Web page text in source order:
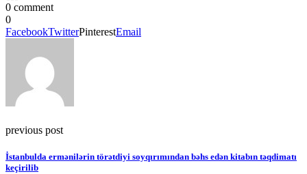
0 comment
0
FacebookTwitterPinterestEmail
previous post
İstanbulda ermənilərin törətdiyi soyqırımından bəhs edən kitabın təqdimatı
keçirilib